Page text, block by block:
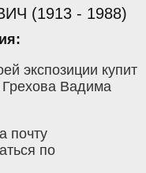
(1913 - 1988)
экспозиции купит
Вадима
почту
по